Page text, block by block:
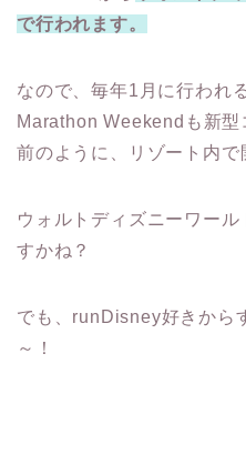
で行われます。
なので、毎年1月に行われ
Marathon Weekendも新型
前のように、リゾート内で
ウォルトディズニーワー
すかね？
でも、runDisney好きから
～！